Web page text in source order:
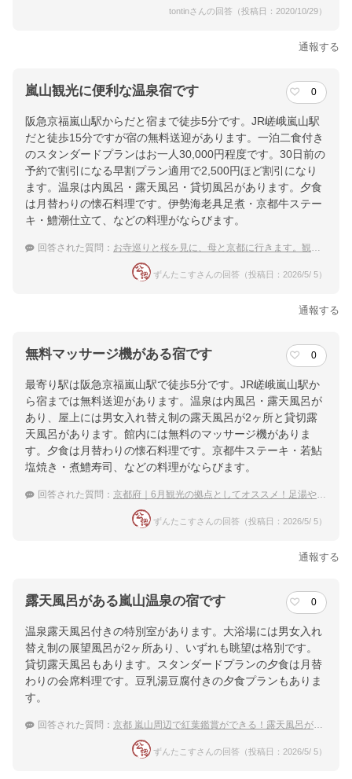
tontinさんの回答（投稿日：2020/10/29）
通報する
嵐山観光に便利な温泉宿です 0
阪急京福嵐山駅からだと宿まで徒歩5分です。JR嵯峨嵐山駅
だと徒歩15分ですが宿の無料送迎があります。一泊二食付き
のスタンダードプランはお一人30,000円程度です。30日前の
予約で割引になる早割プラン適用で2,500円ほど割引になり
ます。温泉は内風呂・露天風呂・貸切風呂があります。夕食
は月替わりの懐石料理です。伊勢海老具足煮・京都牛ステー
キ・鱧潮仕立て、などの料理がならびます。
回答された質問： お寺巡りと桜を見に、母と京都に行きます。観光地から近い温泉宿を教えて下さい。
ずんたこすさんの回答（投稿日：2026/5/ 5）
通報する
無料マッサージ機がある宿です 0
最寄り駅は阪急京福嵐山駅で徒歩5分です。JR嵯峨嵐山駅か
ら宿までは無料送迎があります。温泉は内風呂・露天風呂が
あり、屋上には男女入れ替え制の露天風呂が2ヶ所と貸切露
天風呂があります。館内には無料のマッサージ機がありま
す。夕食は月替わりの懐石料理です。京都牛ステーキ・若鮎
塩焼き・煮鱧寿司、などの料理がならびます。
回答された質問： 京都府｜6月観光の拠点としてオススメ！足湯やマッサージサービスがある宿は？
ずんたこすさんの回答（投稿日：2026/5/ 5）
通報する
露天風呂がある嵐山温泉の宿です 0
温泉露天風呂付きの特別室があります。大浴場には男女入れ
替え制の展望風呂が2ヶ所あり、いずれも眺望は格別です。
貸切露天風呂もあります。スタンダードプランの夕食は月替
わりの会席料理です。豆乳湯豆腐付きの夕食プランもありま
す。
回答された質問： 京都 嵐山周辺で紅葉鑑賞ができる！露天風呂がある温泉宿
ずんたこすさんの回答（投稿日：2026/5/ 5）